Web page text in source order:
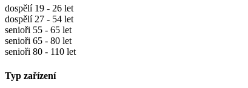
dospělí 19 - 26 let
dospělí 27 - 54 let
senioři 55 - 65 let
senioři 65 - 80 let
senioři 80 - 110 let
Typ zařízení